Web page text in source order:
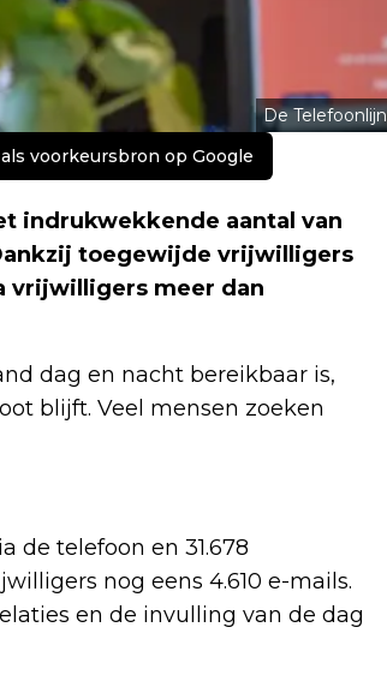
De Telefoonlijn
voorkeursbron op Google
indrukwekkende aantal van
toegewijde vrijwilligers
vrijwilligers meer dan
dag en nacht bereikbaar is,
blijft. Veel mensen zoeken
de telefoon en 31.678
nog eens 4.610 e-mails.
en de invulling van de dag